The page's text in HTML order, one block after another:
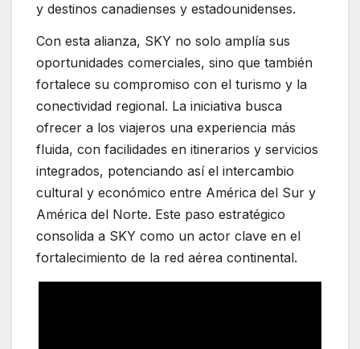
y destinos canadienses y estadounidenses.
Con esta alianza, SKY no solo amplía sus
oportunidades comerciales, sino que también
fortalece su compromiso con el turismo y la
conectividad regional. La iniciativa busca
ofrecer a los viajeros una experiencia más
fluida, con facilidades en itinerarios y servicios
integrados, potenciando así el intercambio
cultural y económico entre América del Sur y
América del Norte. Este paso estratégico
consolida a SKY como un actor clave en el
fortalecimiento de la red aérea continental.